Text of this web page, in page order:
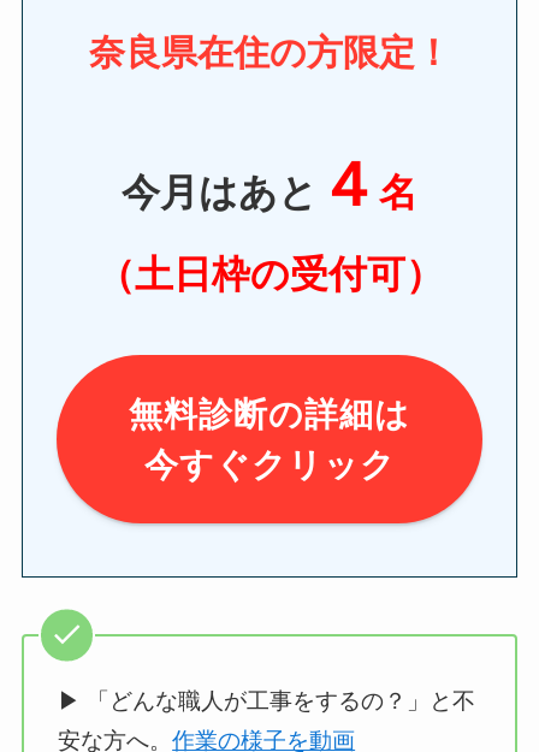
奈良県在住の方限定！
今月はあと ４ 名
（土日枠の受付可）
無料診断の詳細は
今すぐクリック
▶ 「どんな職人が工事をするの？」と不
安な方へ。作業の様子を動画